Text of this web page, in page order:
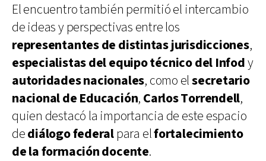
El encuentro también permitió el intercambio
de ideas y perspectivas entre los
representantes de distintas jurisdicciones,
especialistas del equipo técnico del Infody
autoridades nacionales, como elsecretario
nacional de Educación, Carlos Torrendell,
quien destacó la importancia de este espacio
dediálogo federalpara elfortalecimiento
de la formación docente.